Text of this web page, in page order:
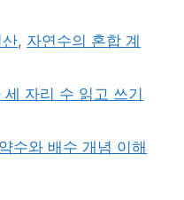
, 자연수의 혼합 계
자리 수 읽고 쓰기
수와 배수 개념 이해